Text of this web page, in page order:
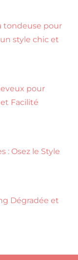
tondeuse pour
style chic et
pour
et Facilité
: Osez le Style
Dégradée et